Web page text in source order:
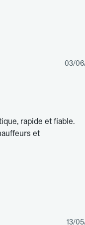
03/
rapide et fiable.
et
13/